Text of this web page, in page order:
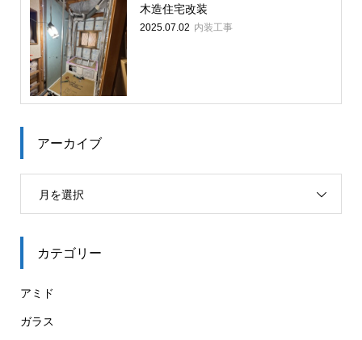
木造住宅改装
2025.07.02 内装工事
アーカイブ
月を選択
カテゴリー
アミド
ガラス